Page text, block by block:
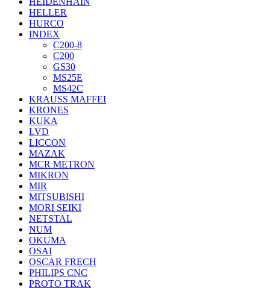
HELLER
HURCO
INDEX
C200-8
C200
GS30
MS25E
MS42C
KRAUSS MAFFEI
KRONES
KUKA
LVD
LICCON
MAZAK
MCR METRON
MIKRON
MIR
MITSUBISHI
MORI SEIKI
NETSTAL
NUM
OKUMA
OSAI
OSCAR FRECH
PHILIPS CNC
PROTO TRAK